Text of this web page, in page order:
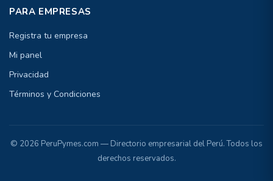
PARA EMPRESAS
Registra tu empresa
Mi panel
Privacidad
Términos y Condiciones
© 2026 PeruPymes.com — Directorio empresarial del Perú. Todos los
derechos reservados.